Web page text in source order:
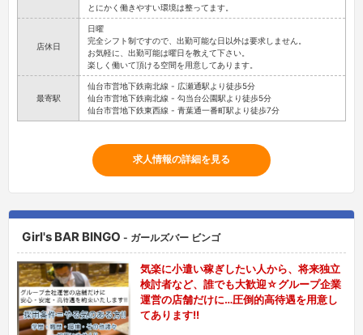
とにかく働きやすい環境は整ってます。
店休日
日曜
完全シフト制ですので、出勤可能な日以外は要求しません。
お気軽に、出勤可能は曜日を教えて下さい。
楽しく働いて頂ける空間を用意してあります。
最寄駅
仙台市営地下鉄南北線 - 広瀬通駅より徒歩5分
仙台市営地下鉄南北線 - 勾当台公園駅より徒歩5分
仙台市営地下鉄東西線 - 青葉通一番町駅より徒歩7分
求人情報の詳細を見る
Girl's BAR BINGO - ガールズバー ビンゴ
気楽に小遣い稼ぎしたい人から、将来独立
検討者など、誰でも大歓迎☆グループ企業
運営の店舗だけに…圧倒的高待遇を用意し
てあります!!